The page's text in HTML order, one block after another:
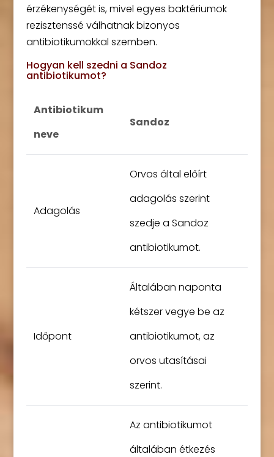
érzékenységét is, mivel egyes baktériumok
rezisztenssé válhatnak bizonyos
antibiotikumokkal szemben.
Hogyan kell szedni a Sandoz
antibiotikumot?
Antibiotikum
neve
Sandoz
Adagolás
Orvos által előírt
adagolás szerint
szedje a Sandoz
antibiotikumot.
Időpont
Általában naponta
kétszer vegye be az
antibiotikumot, az
orvos utasításai
szerint.
Az antibiotikumot
általában étkezés